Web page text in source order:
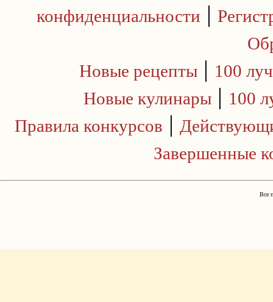
конфиденциальности |
Новые рецепты| 100
Новые кулинары | 100
Правила конкурсов |
Завершенные
Все